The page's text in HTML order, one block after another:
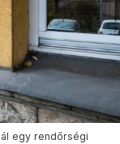
egy rendőrségi